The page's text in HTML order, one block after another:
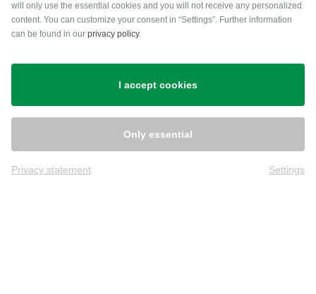
Versand
will only use the essential cookies and you will not receive any personalized
content. You can customize your consent in “Settings”. Further information
can be found in our privacy policy.
I accept cookies
Only essential
Privacy statement Settings